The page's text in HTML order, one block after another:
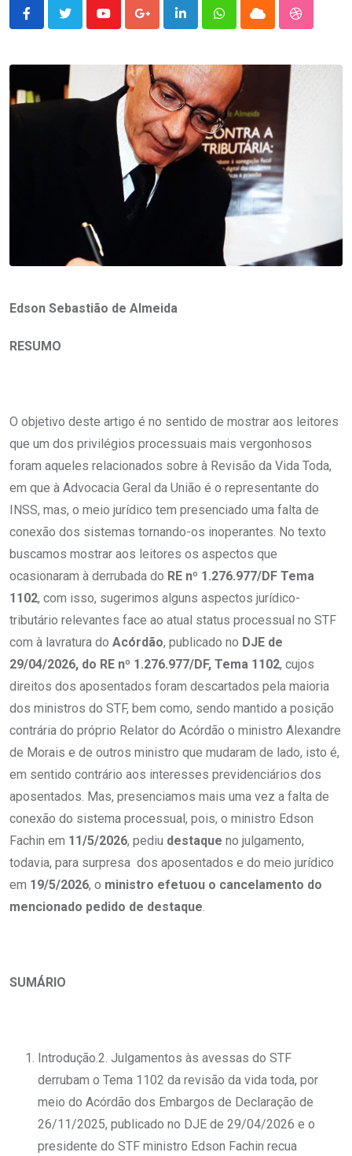
YoutubeGoogle+LinkedInWhatsappCloud
Edson Sebastião de Almeida
RESUMO
O objetivo deste artigo é no sentido de mostrar aos leitores
que um dos privilégios processuais mais vergonhosos
foram aqueles relacionados sobre à Revisão da Vida Toda,
em que à Advocacia Geral da União é o representante do
INSS, mas, o meio jurídico tem presenciado uma falta de
conexão dos sistemas tornando-os inoperantes. No texto
buscamos mostrar aos leitores os aspectos que
ocasionaram à derrubada do RE nº 1.276.977/DF Tema
1102, com isso, sugerimos alguns aspectos jurídico-
tributário relevantes face ao atual status processual no STF
com à lavratura do Acórdão, publicado no DJE de
29/04/2026, do RE nº 1.276.977/DF, Tema 1102, cujos
direitos dos aposentados foram descartados pela maioria
dos ministros do STF, bem como, sendo mantido a posição
contrária do próprio Relator do Acórdão o ministro Alexandre
de Morais e de outros ministro que mudaram de lado, isto é,
em sentido contrário aos interesses previdenciários dos
aposentados. Mas, presenciamos mais uma vez a falta de
conexão do sistema processual, pois, o ministro Edson
Fachin em 11/5/2026, pediu destaque no julgamento,
todavia, para surpresa dos aposentados e do meio jurídico
em 19/5/2026, o ministro efetuou o cancelamento do
mencionado pedido de destaque.
SUMÁRIO
Introdução.2. Julgamentos às avessas do STF
derrubam o Tema 1102 da revisão da vida toda, por
meio do Acórdão dos Embargos de Declaração de
26/11/2025, publicado no DJE de 29/04/2026 e o
presidente do STF ministro Edson Fachin recua